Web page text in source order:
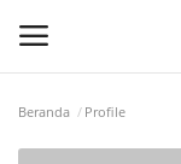
Beranda Profile